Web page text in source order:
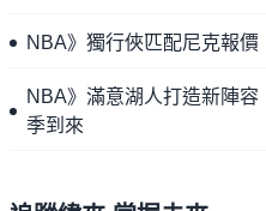
NBA》獨行俠匹配尼克報
NBA》滿意湖人打造新陣
季到來